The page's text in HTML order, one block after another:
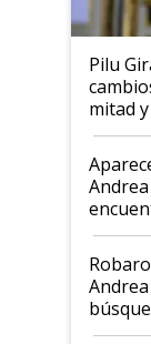
Pilu
mitad
ser
cómo
toca a